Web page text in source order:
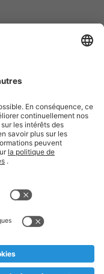
légales
et jusqu'à
nous serions
et TVA incl.
a été adoptée